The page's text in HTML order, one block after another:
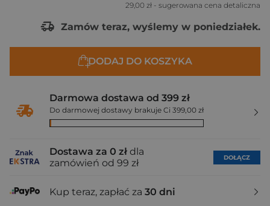
29,00 zł - sugerowana cena detaliczna
Zamów teraz, wyślemy w poniedziałek.
DODAJ DO KOSZYKA
Darmowa dostawa od 399 zł
Do darmowej dostawy brakuje Ci 399,00 zł
Dostawa za 0 zł dla
zamówień od 99 zł
DOŁĄCZ
Kup teraz, zapłać za 30 dni